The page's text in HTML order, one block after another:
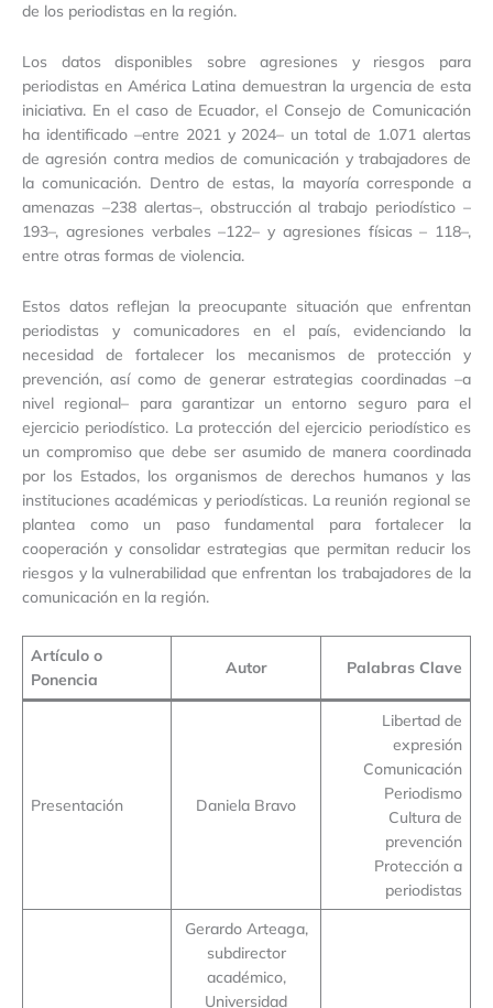
de los periodistas en la región.
Los datos disponibles sobre agresiones y riesgos para
periodistas en América Latina demuestran la urgencia de esta
iniciativa. En el caso de Ecuador, el Consejo de Comunicación
ha identificado –entre 2021 y 2024– un total de 1.071 alertas
de agresión contra medios de comunicación y trabajadores de
la comunicación. Dentro de estas, la mayoría corresponde a
amenazas –238 alertas–, obstrucción al trabajo periodístico –
193–, agresiones verbales –122– y agresiones físicas – 118–,
entre otras formas de violencia.
Estos datos reflejan la preocupante situación que enfrentan
periodistas y comunicadores en el país, evidenciando la
necesidad de fortalecer los mecanismos de protección y
prevención, así como de generar estrategias coordinadas –a
nivel regional– para garantizar un entorno seguro para el
ejercicio periodístico. La protección del ejercicio periodístico es
un compromiso que debe ser asumido de manera coordinada
por los Estados, los organismos de derechos humanos y las
instituciones académicas y periodísticas. La reunión regional se
plantea como un paso fundamental para fortalecer la
cooperación y consolidar estrategias que permitan reducir los
riesgos y la vulnerabilidad que enfrentan los trabajadores de la
comunicación en la región.
Artículo o
Ponencia
Autor Palabras Clave
Presentación Daniela Bravo
Libertad de
expresión
Comunicación
Periodismo
Cultura de
prevención
Protección a
periodistas
Gerardo Arteaga,
subdirector
académico,
Universidad